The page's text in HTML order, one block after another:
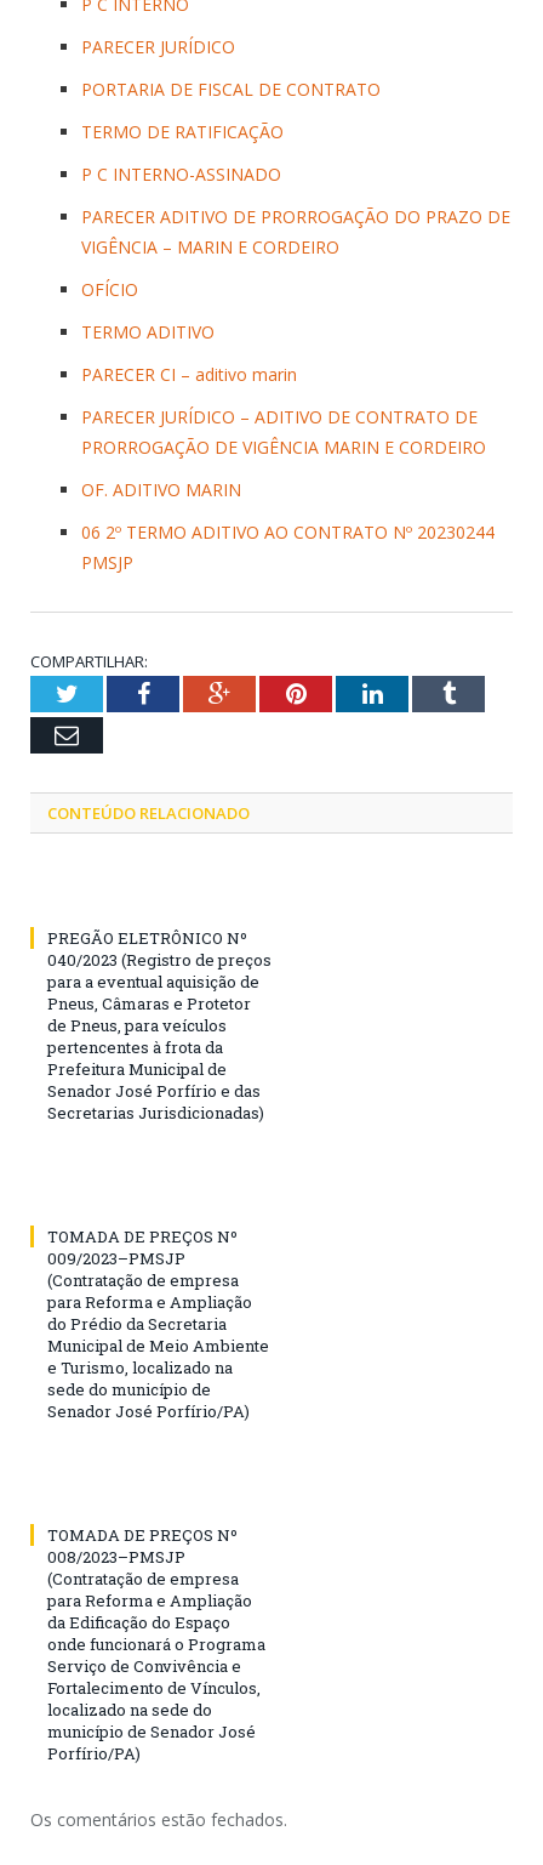
PARECER JURÍDICO
PORTARIA DE FISCAL DE CONTRATO
TERMO DE RATIFICAÇÃO
P C INTERNO-ASSINADO
PARECER ADITIVO DE PRORROGAÇÃO DO PRAZO DE
VIGÊNCIA – MARIN E CORDEIRO
OFÍCIO
TERMO ADITIVO
PARECER CI – aditivo marin
PARECER JURÍDICO – ADITIVO DE CONTRATO DE
PRORROGAÇÃO DE VIGÊNCIA MARIN E CORDEIRO
OF. ADITIVO MARIN
06 2º TERMO ADITIVO AO CONTRATO Nº 20230244
PMSJP
COMPARTILHAR:
TwitterFacebookGoogle+PinterestLinkedInTumblr
Email
CONTEÚDO RELACIONADO
PREGÃO ELETRÔNICO Nº
040/2023 (Registro de preços
para a eventual aquisição de
Pneus, Câmaras e Protetor
de Pneus, para veículos
pertencentes à frota da
Prefeitura Municipal de
Senador José Porfírio e das
Secretarias Jurisdicionadas)
TOMADA DE PREÇOS Nº
009/2023–PMSJP
(Contratação de empresa
para Reforma e Ampliação
do Prédio da Secretaria
Municipal de Meio Ambiente
e Turismo, localizado na
sede do município de
Senador José Porfírio/PA)
TOMADA DE PREÇOS Nº
008/2023–PMSJP
(Contratação de empresa
para Reforma e Ampliação
da Edificação do Espaço
onde funcionará o Programa
Serviço de Convivência e
Fortalecimento de Vínculos,
localizado na sede do
município de Senador José
Porfírio/PA)
Os comentários estão fechados.